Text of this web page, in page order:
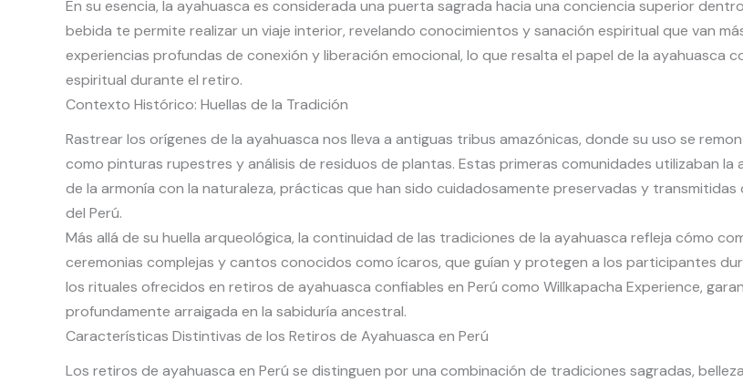
En su esencia, la ayahuasca es considerada una puerta sagrada hacia una conciencia superior
bebida te permite realizar un viaje interior, revelando conocimientos y sanación espiritual que van
experiencias profundas de conexión y liberación emocional, lo que resalta el papel de la
espiritual durante el retiro.
Contexto Histórico: Huellas de la Tradición
Rastrear los orígenes de la ayahuasca nos lleva a antiguas tribus amazónicas, donde su uso se
como pinturas rupestres y análisis de residuos de plantas. Estas primeras comunidades utilizaban
de la armonía con la naturaleza, prácticas que han sido cuidadosamente preservadas y
del Perú.
Más allá de su huella arqueológica, la continuidad de las tradiciones de la ayahuasca refleja cómo
ceremonias complejas y cantos conocidos como ícaros, que guían y protegen a los participantes
los rituales ofrecidos en retiros de ayahuasca confiables en Perú como Willkapacha Experience,
profundamente arraigada en la sabiduría ancestral.
Características Distintivas de los Retiros de Ayahuasca en Perú
Los retiros de ayahuasca en Perú se distinguen por una combinación de tradiciones sagradas,